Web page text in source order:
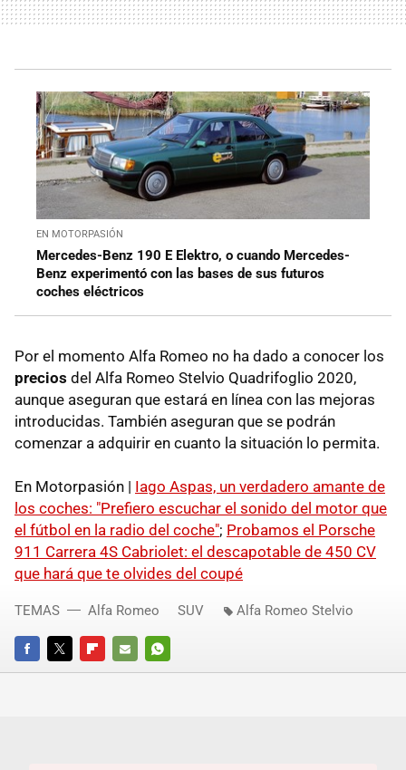
EN MOTORPASIÓN
Mercedes-Benz 190 E Elektro, o cuando Mercedes-
Benz experimentó con las bases de sus futuros
coches eléctricos
Por el momento Alfa Romeo no ha dado a conocer los
precios del Alfa Romeo Stelvio Quadrifoglio 2020,
aunque aseguran que estará en línea con las mejoras
introducidas. También aseguran que se podrán
comenzar a adquirir en cuanto la situación lo permita.
En Motorpasión | Iago Aspas, un verdadero amante de
los coches: "Prefiero escuchar el sonido del motor que
el fútbol en la radio del coche"; Probamos el Porsche
911 Carrera 4S Cabriolet: el descapotable de 450 CV
que hará que te olvides del coupé
FACEBOOKTWITTERFLIPBOARD
E-
WHATSAPP
TEMAS Alfa Romeo SUV Alfa Romeo Stelvio